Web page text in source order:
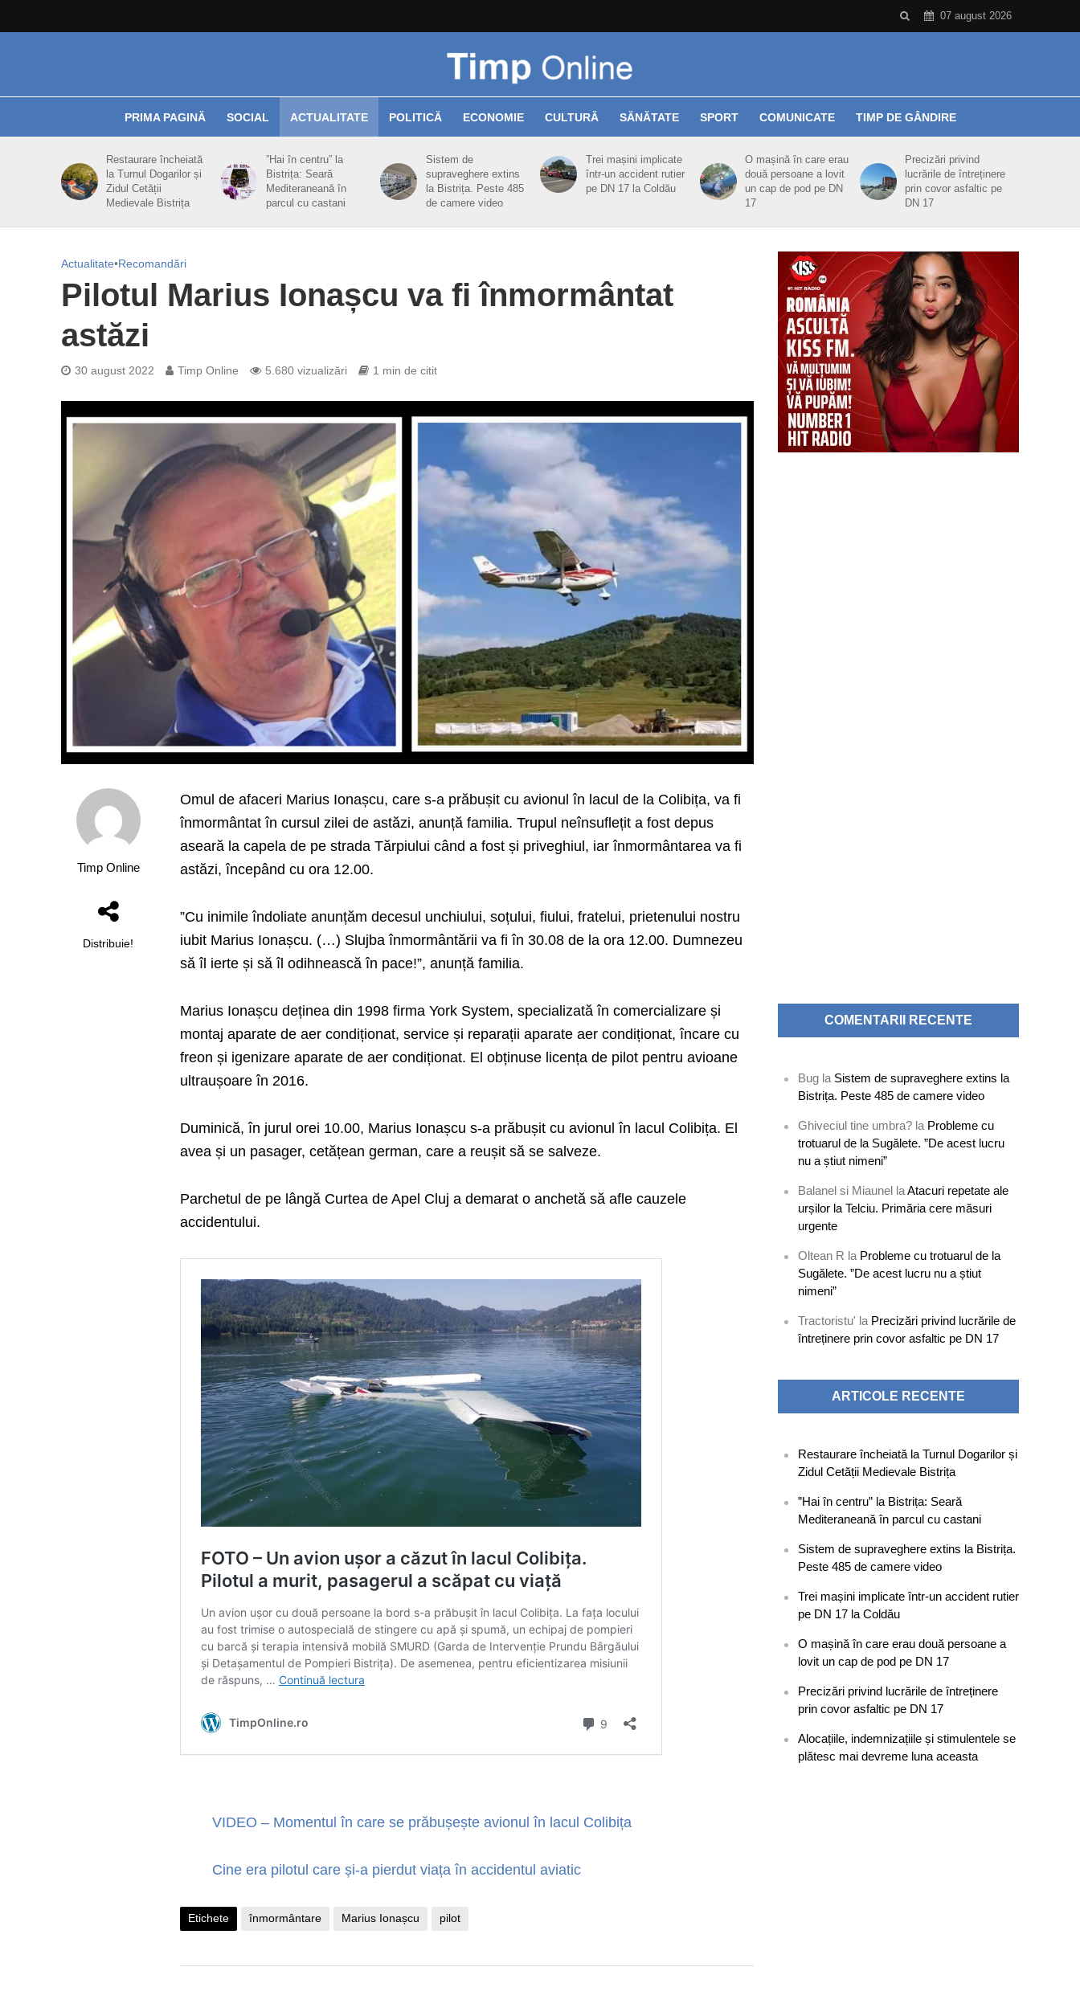
07 august 2026
PRIMA PAGINĂ SOCIAL ACTUALITATE POLITICĂ ECONOMIE CULTURĂ SĂNĂTATE SPORT COMUNICATE TIMP DE GÂNDIRE
Restaurare încheiată
la Turnul Dogarilor și
Zidul Cetății
Medievale Bistrița
”Hai în centru” la
Bistrița: Seară
Mediteraneană în
parcul cu castani
Sistem de
supraveghere extins
la Bistrița. Peste 485
de camere video
Trei mașini implicate
într-un accident rutier
pe DN 17 la Coldău
O mașină în care erau
două persoane a lovit
un cap de pod pe DN
17
Precizări privind
lucrările de întreținere
prin covor asfaltic pe
DN 17
Actualitate•Recomandări
Pilotul Marius Ionașcu va fi înmormântat
astăzi
30 august 2022 Timp Online 5.680 vizualizări 1 min de citit
Timp Online
Distribuie!
Omul de afaceri Marius Ionașcu, care s-a prăbușit cu avionul în lacul de la Colibița, va fi
înmormântat în cursul zilei de astăzi, anunță familia. Trupul neînsuflețit a fost depus
aseară la capela de pe strada Tărpiului când a fost și priveghiul, iar înmormântarea va fi
astăzi, începând cu ora 12.00.
”Cu inimile îndoliate anunțăm decesul unchiului, soțului, fiului, fratelui, prietenului nostru
iubit Marius Ionașcu. (…) Slujba înmormântării va fi în 30.08 de la ora 12.00. Dumnezeu
să îl ierte și să îl odihnească în pace!”, anunță familia.
Marius Ionașcu deținea din 1998 firma York System, specializată în comercializare și
montaj aparate de aer condiționat, service și reparații aparate aer condiționat, încare cu
freon și igenizare aparate de aer condiționat. El obținuse licența de pilot pentru avioane
ultraușoare în 2016.
Duminică, în jurul orei 10.00, Marius Ionașcu s-a prăbușit cu avionul în lacul Colibița. El
avea și un pasager, cetățean german, care a reușit să se salveze.
Parchetul de pe lângă Curtea de Apel Cluj a demarat o anchetă să afle cauzele
accidentului.
VIDEO – Momentul în care se prăbușește avionul în lacul Colibița
Cine era pilotul care și-a pierdut viața în accidentul aviatic
Etichete înmormântare Marius Ionașcu pilot
COMENTARII RECENTE
Bug la Sistem de supraveghere extins la
Bistrița. Peste 485 de camere video
Ghiveciul tine umbra? la Probleme cu
trotuarul de la Sugălete. ”De acest lucru
nu a știut nimeni”
Balanel si Miaunel laAtacuri repetate ale
urșilor la Telciu. Primăria cere măsuri
urgente
Oltean R la Probleme cu trotuarul de la
Sugălete. ”De acest lucru nu a știut
nimeni”
Tractoristu' la Precizări privind lucrările de
întreținere prin covor asfaltic pe DN 17
ARTICOLE RECENTE
Restaurare încheiată la Turnul Dogarilor și
Zidul Cetății Medievale Bistrița
”Hai în centru” la Bistrița: Seară
Mediteraneană în parcul cu castani
Sistem de supraveghere extins la Bistrița.
Peste 485 de camere video
Trei mașini implicate într-un accident rutier
pe DN 17 la Coldău
O mașină în care erau două persoane a
lovit un cap de pod pe DN 17
Precizări privind lucrările de întreținere
prin covor asfaltic pe DN 17
Alocațiile, indemnizațiile și stimulentele se
plătesc mai devreme luna aceasta